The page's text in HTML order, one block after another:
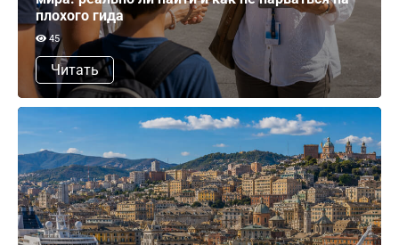
плохого гида
45
Читать